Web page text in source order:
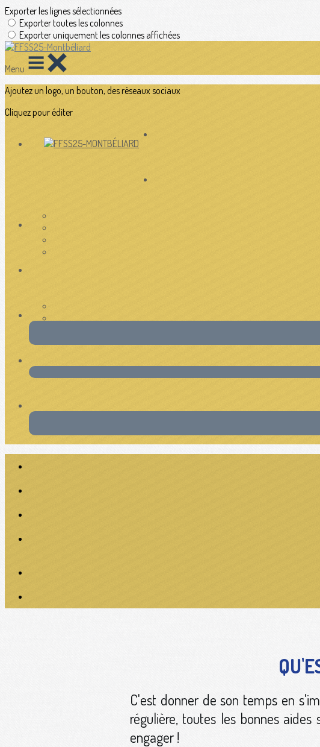
Exporter les lignes sélectionnées
Exporter toutes les colonnes
Exporter uniquement les colonnes affichées
Menu
Ajoutez un logo, un bouton, des réseaux sociaux
Cliquez pour éditer
C'est donner de son temps en
régulière, toutes les bonnes
engager !